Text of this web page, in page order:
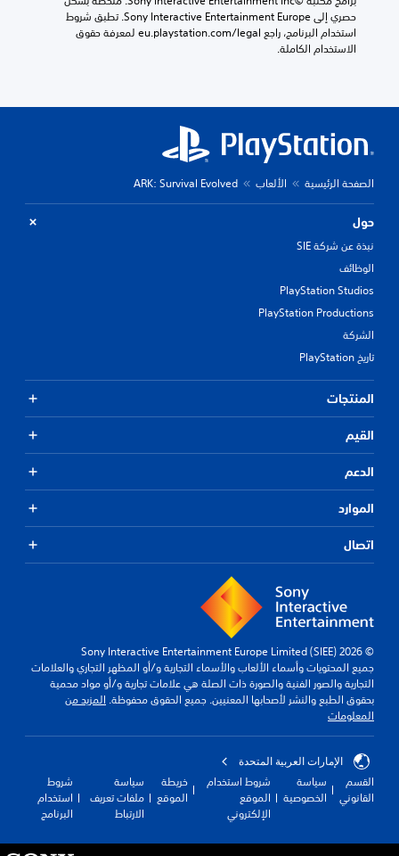
الاستخدام الكاملة.
الصفحة الرئيسية الألعاب ARK: Survival Evolved
حول
نبذة عن شركة SIE
الوظائف
PlayStation Studios
PlayStation Productions
الشركة
تاريخ PlayStation
المنتجات
القيم
الدعم
الموارد
اتصال
© 2026 Sony Interactive Entertainment Europe Limited (SIEE)
جميع المحتويات وأسماء الألعاب والأسماء التجارية و/أو المظهر التجاري والعلامات
التجارية والصور الفنية والصورة ذات الصلة هي علامات تجارية و/أو مواد محمية
بحقوق الطبع والنشر لأصحابها المعنيين. جميع الحقوق محفوظة. المزيد من
المعلومات
الإمارات العربية المتحدة
القسم
القانوني
سياسة
الخصوصية
شروط استخدام
الموقع
الإلكتروني
خريطة
الموقع
سياسة
ملفات تعريف
الارتباط
شروط
استخدام
البرنامج